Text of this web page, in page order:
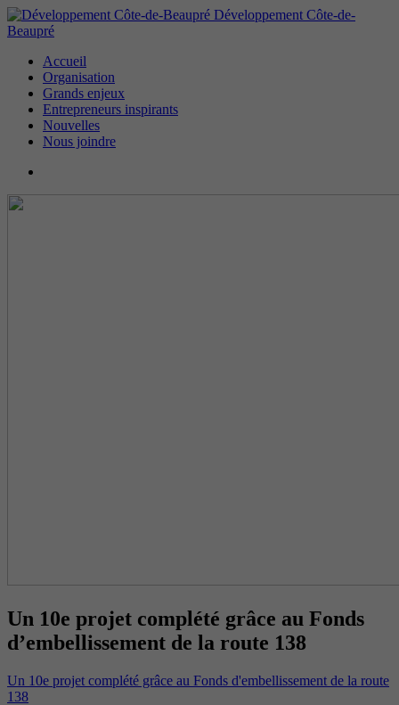
Développement Côte-de-
Beaupré
Accueil
Organisation
Grands enjeux
Entrepreneurs inspirants
Nouvelles
Nous joindre
Un 10e projet complété grâce au Fonds
d’embellissement de la route 138
Un 10e projet complété grâce au Fonds d'embellissement de la route
138